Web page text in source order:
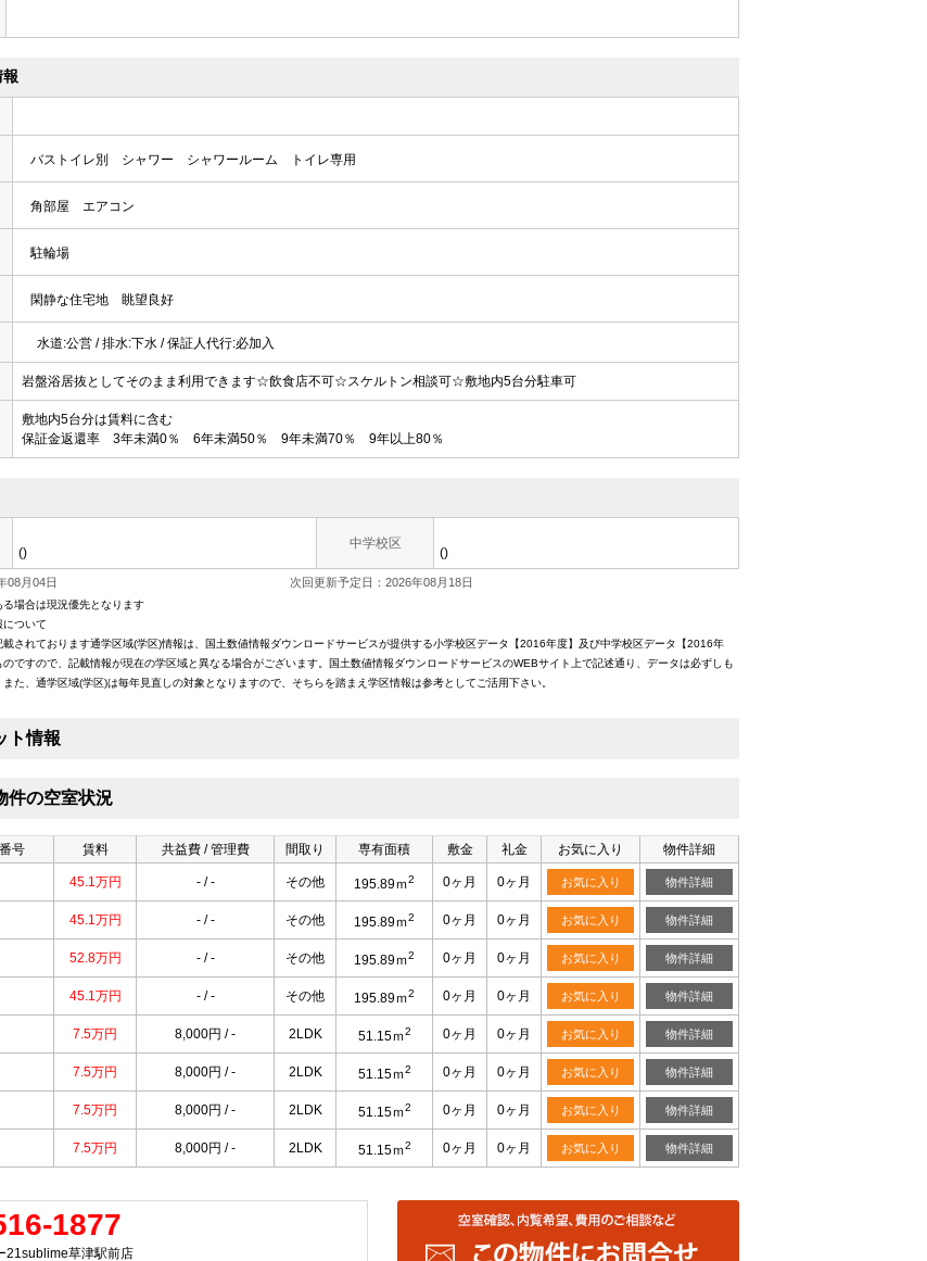
バストイレ別 シャワー シャワールーム トイレ専用
角部屋 エアコン
駐輪場
閑静な住宅地 眺望良好
水道:公営 / 排水:下水 / 保証人代行:必加入
岩盤浴居抜としてそのまま利用できます☆飲食店不可☆スケルトン相談可☆敷地内5台分駐車可
敷地内5台分は賃料に含む
保証金返還率 3年未満0％ 6年未満50％ 9年未満70％ 9年以上80％
()
中学校区
()
08月04日 次回更新予定日：2026年08月18日
場合は現況優先となります
ついて
載されております通学区域(学区)情報は、国土数値情報ダウンロードサービスが提供する小学校区データ【2016年度】及び中学校区データ【2016年
のですので、記載情報が現在の学区域と異なる場合がございます。国土数値情報ダウンロードサービスのWEBサイト上で記述通り、データは必ずしも
た、通学区域(学区)は毎年見直しの対象となりますので、そちらを踏まえ学区情報は参考としてご活用下さい。
ト情報
件の空室状況
号 賃料 共益費 / 管理費 間取り 専有面積 敷金 礼金 お気に入り 物件詳細
45.1万円 - / - その他 195.89ｍ2 0ヶ月 0ヶ月 お気に入り 物件詳細
45.1万円 - / - その他 195.89ｍ2 0ヶ月 0ヶ月 お気に入り 物件詳細
52.8万円 - / - その他 195.89ｍ2 0ヶ月 0ヶ月 お気に入り 物件詳細
45.1万円 - / - その他 195.89ｍ2 0ヶ月 0ヶ月 お気に入り 物件詳細
7.5万円 8,000円 / - 2LDK 51.15ｍ2 0ヶ月 0ヶ月 お気に入り 物件詳細
7.5万円 8,000円 / - 2LDK 51.15ｍ2 0ヶ月 0ヶ月 お気に入り 物件詳細
7.5万円 8,000円 / - 2LDK 51.15ｍ2 0ヶ月 0ヶ月 お気に入り 物件詳細
7.5万円 8,000円 / - 2LDK 51.15ｍ2 0ヶ月 0ヶ月 お気に入り 物件詳細
1877
21sublime草津駅前店